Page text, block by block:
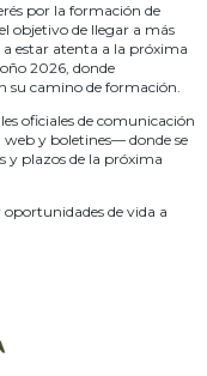
por la formación de
objetivo de llegar a más
estar atenta a la próxima
2026, donde
su camino de formación.
oficiales de comunicación
y boletines— donde se
y plazos de la próxima
de vida a